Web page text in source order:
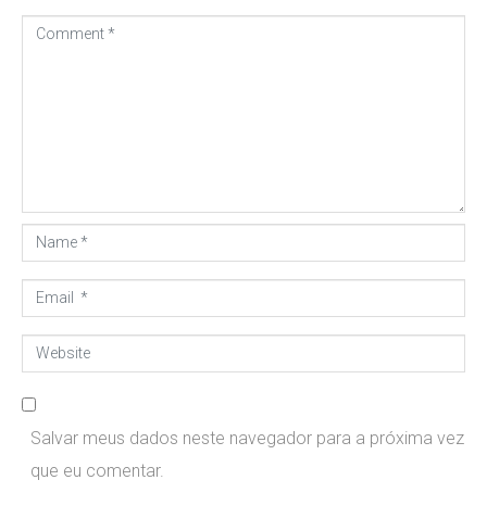
t
*
e
*
b
Salvar meus dados neste navegador para a próxima vez
que eu comentar.